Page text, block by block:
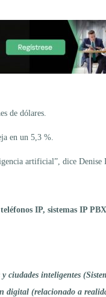
de dólares.
en un 5,3 %.
artificial”, dice
IP, sistemas IP
ciudades inteligentes
digital (relacionado a